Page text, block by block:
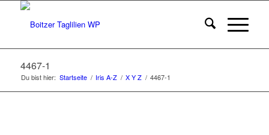
4467-1
Du bist hier: Startseite / Iris A-Z / X Y Z / 4467-1